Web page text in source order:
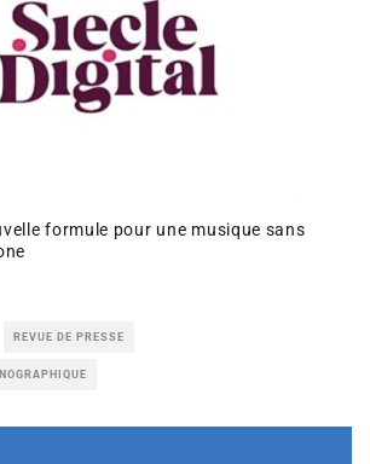
formule pour une musique sans
REVUE DE PRESSE